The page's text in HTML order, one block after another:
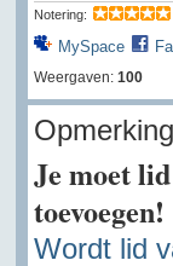
Notering:
MySpace
Weergaven: 100
Opmerking
Je moet
toevoegen!
Wordt lid